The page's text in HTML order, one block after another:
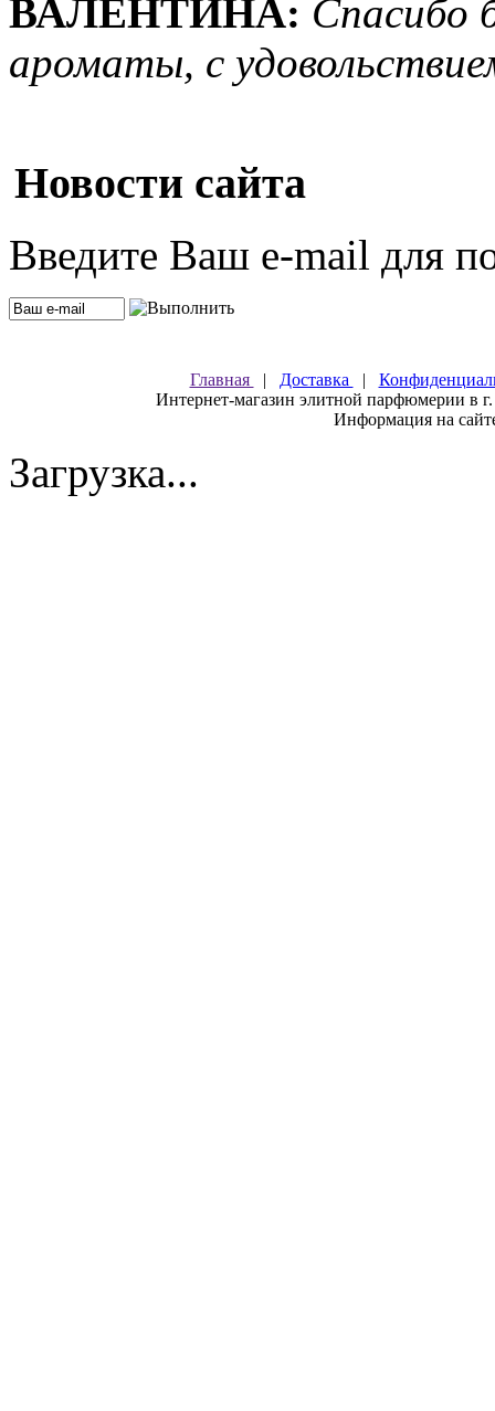
ВАЛЕНТИНА: Спасибо
ароматы, с
Новости сайта
Введите Ваш e-mail для
Главная | Доставка |
Интернет-магазин элитной парфюмерии в
Информация на
Загрузка...